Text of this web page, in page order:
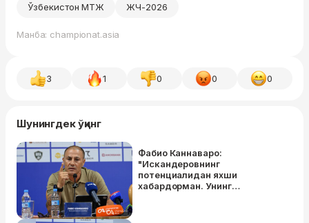
Ўзбекистон МТЖ
ЖЧ-2026
Манба: championat.asia
3 1 0 0 0
Шунингдек ўқинг
Фабио Каннаваро:
"Искандеровнинг
потенциалидан яхши
хабардорман. Унинг